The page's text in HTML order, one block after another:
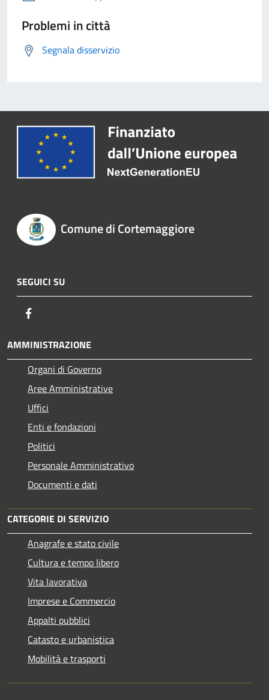
Problemi in città
Segnala disservizio
Comune di Cortemaggiore
SEGUICI SU
AMMINISTRAZIONE
Organi di Governo
Aree Amministrative
Uffici
Enti e fondazioni
Politici
Personale Amministrativo
Documenti e dati
CATEGORIE DI SERVIZIO
Anagrafe e stato civile
Cultura e tempo libero
Vita lavorativa
Imprese e Commercio
Appalti pubblici
Catasto e urbanistica
Mobilità e trasporti